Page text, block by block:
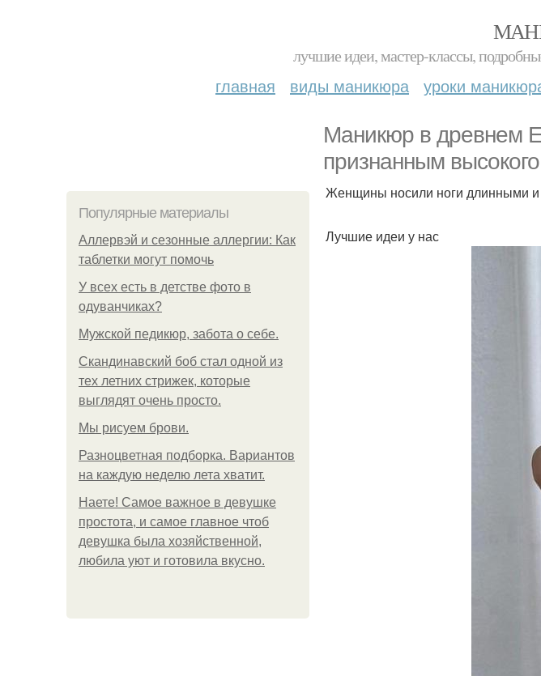
лучшие идеи, мастер-классы,
главная виды маникюра уроки
Маникюр в древнем
признанным высокого
Популярные материалы
Аллервэй и сезонные аллергии: Как
таблетки могут помочь
У всех есть в детстве фото в
одуванчиках?
Мужской педикюр, забота о себе.
Скандинавский боб стал одной из
тех летних стрижек, которые
выглядят очень просто.
Мы рисуем брови.
Разноцветная подборка. Вариантов
на каждую неделю лета хватит.
Наете! Самое важное в девушке
простота, и самое главное чтоб
девушка была хозяйственной,
любила уют и готовила вкусно.
Женщины носили ноги длинными и
Лучшие идеи у нас